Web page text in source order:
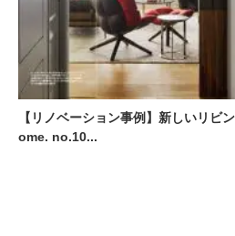
【リノベーション事例】新しいリビ
ome. no.10...